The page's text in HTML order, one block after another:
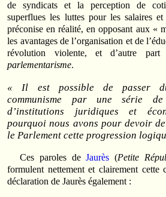
de syndicats et la perception de
superflues les luttes pour les salaires
préconise en réalité, en opposant aux «
les avantages de l’organisation et de
révolution violente, et d’autre
parlementarisme.
« Il est possible de passer
communisme par une série de
d’institutions juridiques et
pourquoi nous avons pour devoir
le Parlement cette progression
Ces paroles deJaurès (Petite
formulent nettement et clairement cette
déclaration de Jaurès également :